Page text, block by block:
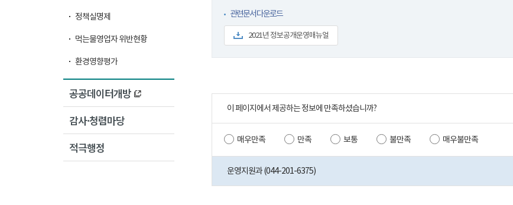
정책실명제
먹는물영업자 위반현황
환경영향평가
공공데이터개방
감사·청렴마당
적극행정
관련문서 다운로드
2021년 정보공개운영매뉴얼
이 페이지에서 제공하는 정보에 만족하셨습니까?
매우만족 만족 보통 불만족 매우불만족
운영지원과 (044-201-6375)